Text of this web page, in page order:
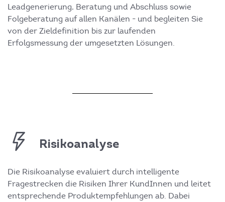
Leadgenerierung, Beratung und Abschluss sowie
Folgeberatung auf allen Kanälen - und begleiten Sie
von der Zieldefinition bis zur laufenden
Erfolgsmessung der umgesetzten Lösungen.
Risikoanalyse
Die Risikoanalyse evaluiert durch intelligente
Fragestrecken die Risiken Ihrer KundInnen und leitet
entsprechende Produktempfehlungen ab. Dabei